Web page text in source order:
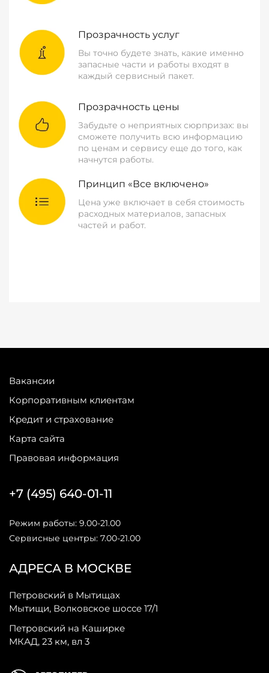
Прозрачность услуг
Вы точно будете знать, какие именно
запасные части и работы входят в
каждый сервисный пакет.
Прозрачность цены
Забудьте о неприятных сюрпризах: вы
сможете получить всю информацию
по ценам и сервису еще до того, как
начнутся работы.
Принцип «Все включено»
Цена уже включает в себя стоимость
расходных материалов, запасных
частей и работ.
Вакансии
Корпоративным клиентам
Кредит и страхование
Карта сайта
Правовая информация
АДРЕСА В МОСКВЕ
Петровский в Мытищах
Мытищи, Волковское шоссе 17/1
Петровский на Каширке
МКАД, 23 км, вл 3
+7 (495) 640-01-11
Режим работы: 9.00-21.00
Сервисные центры: 7.00-21.00